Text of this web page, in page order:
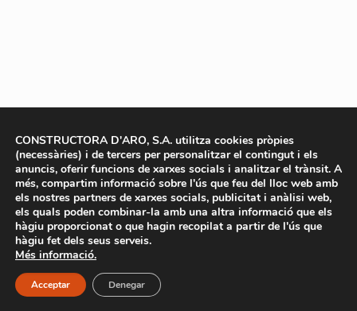
CONSTRUCTORA D'ARO, S.A. utilitza cookies pròpies
(necessàries) i de tercers per personalitzar el contingut i els
anuncis, oferir funcions de xarxes socials i analitzar el trànsit. A
més, compartim informació sobre l'ús que feu del lloc web amb
els nostres partners de xarxes socials, publicitat i anàlisi web,
els quals poden combinar-la amb una altra informació que els
hàgiu proporcionat o que hagin recopilat a partir de l'ús que
hàgiu fet dels seus serveis.
Més informació.
Acceptar Denegar